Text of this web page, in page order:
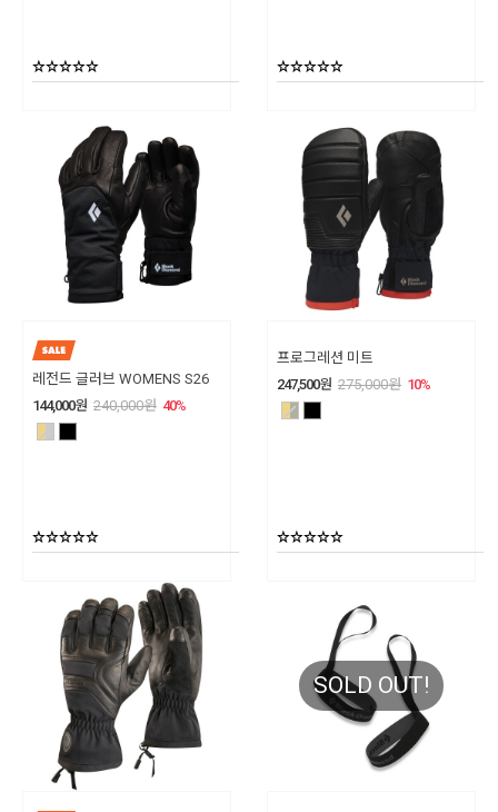
레전드 글러브 WOMENS S26
144,000원 240,000원 40%
프로그레션 미트
247,500원 275,000원 10%
SOLD OUT!